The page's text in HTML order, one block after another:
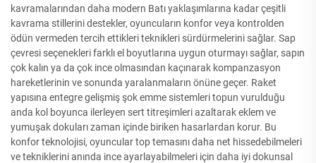
kavramalarından daha modern Batı yaklaşımlarına kadar çeşitli
kavrama stillerini destekler, oyuncuların konfor veya kontrolden
ödün vermeden tercih ettikleri teknikleri sürdürmelerini sağlar. Sap
çevresi seçenekleri farklı el boyutlarına uygun oturmayı sağlar, sapın
çok kalın ya da çok ince olmasından kaçınarak kompanzasyon
hareketlerinin ve sonunda yaralanmaların önüne geçer. Raket
yapısına entegre gelişmiş şok emme sistemleri topun vurulduğu
anda kol boyunca ilerleyen sert titreşimleri azaltarak eklem ve
yumuşak dokuları zaman içinde biriken hasarlardan korur. Bu
konfor teknolojisi, oyuncular top temasını daha net hissedebilmeleri
ve tekniklerini anında ince ayarlayabilmeleri için daha iyi dokunsal